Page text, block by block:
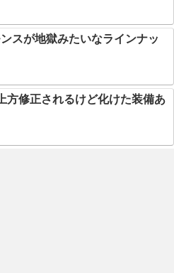
スが地獄みたいなラインナッ
方修正されるけど化けた装備あ